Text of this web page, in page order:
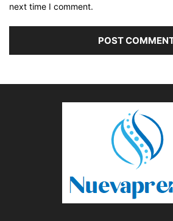
next time I comment.